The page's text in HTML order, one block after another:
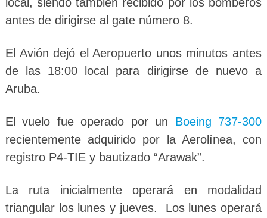
antes de dirigirse al gate número 8.
El Avión dejó el Aeropuerto unos minutos antes
de las 18:00 local para dirigirse de nuevo a
Aruba.
El vuelo fue operado por un Boeing 737-300
recientemente adquirido por la Aerolínea, con
registro P4-TIE y bautizado “Arawak”.
La ruta inicialmente operará en modalidad
triangular los lunes y jueves. Los lunes operará